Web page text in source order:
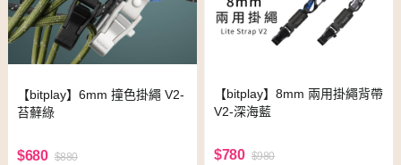
【bitplay】6mm 撞色掛繩 V2-
苔蘚綠
$680 $880
【bitplay】8mm 兩用掛繩背帶
V2-深海藍
$780 $980